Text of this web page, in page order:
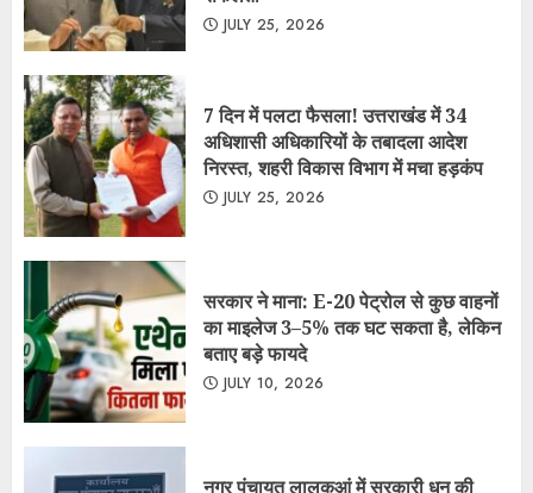
सरकार ने माना: E-20 पेट्रोल से कुछ वाहनों
का माइलेज 3–5% तक घट सकता है, लेकिन
नगर पंचायत लालकुआं में सरकारी धन की
गदरपुर नगर पालिका में 8 करोड़ के सिविल
कार्यों पर विवाद, टेंडर प्रक्रिया से बचने के
JULY 1, 2026